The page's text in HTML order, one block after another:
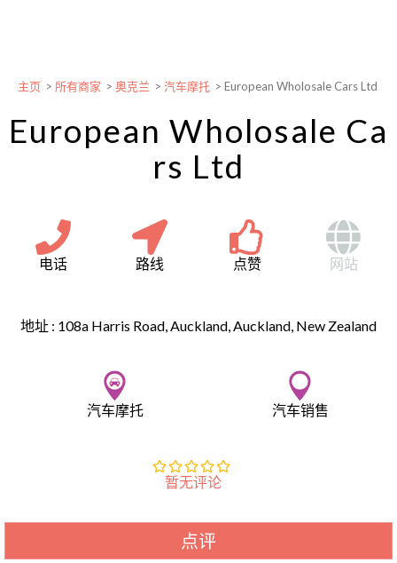
主页 > 所有商家 > 奥克兰 > 汽车摩托 > European Wholosale Cars Ltd
European Wholosale Ca
rs Ltd
电话 路线 点赞 网站
地址 : 108a Harris Road, Auckland, Auckland, New Zealand
汽车摩托 汽车销售
暂无评论
点评